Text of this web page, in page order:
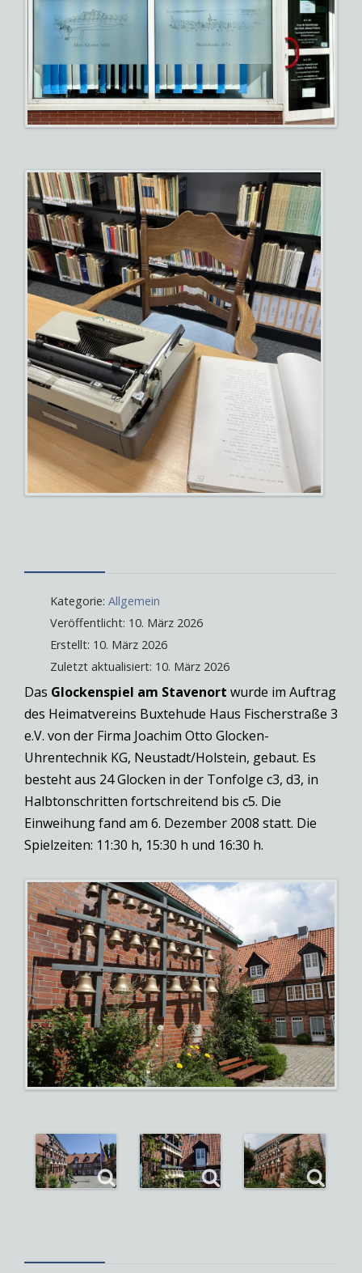
Kategorie: Allgemein
Veröffentlicht: 10. März 2026
Erstellt: 10. März 2026
Zuletzt aktualisiert: 10. März 2026
Das Glockenspiel am Stavenort wurde im Auftrag
des Heimatvereins Buxtehude Haus Fischerstraße 3
e.V. von der Firma Joachim Otto Glocken-
Uhrentechnik KG, Neustadt/Holstein, gebaut. Es
besteht aus 24 Glocken in der Tonfolge c3, d3, in
Halbtonschritten fortschreitend bis c5. Die
Einweihung fand am 6. Dezember 2008 statt. Die
Spielzeiten: 11:30 h, 15:30 h und 16:30 h.